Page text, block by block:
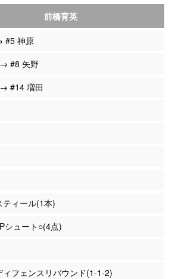
前橋育英
#5 神原
#8 矢野
#14 増田
ィール(1本)
シュート○(4点)
ィフェンスリバウンド(1-1-2)